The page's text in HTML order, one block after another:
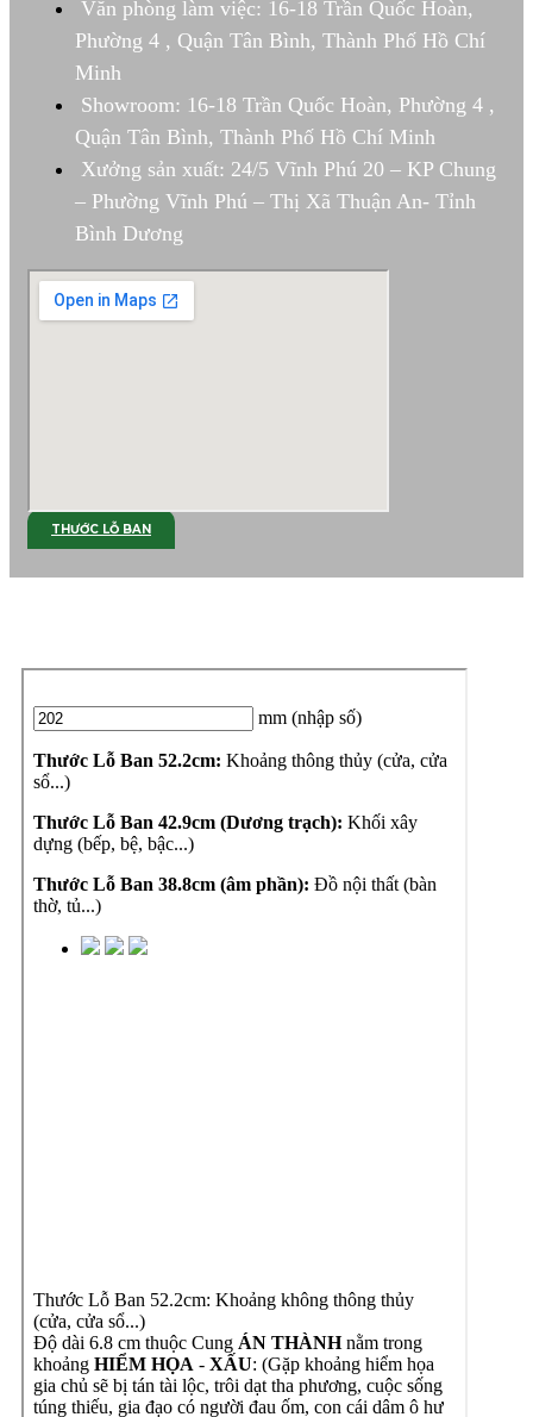
Văn phòng làm việc: 16-18 Trần Quốc Hoàn,
Phường 4 , Quận Tân Bình, Thành Phố Hồ Chí
Minh
Showroom: 16-18 Trần Quốc Hoàn, Phường 4 ,
Quận Tân Bình, Thành Phố Hồ Chí Minh
Xưởng sản xuất: 24/5 Vĩnh Phú 20 – KP Chung
– Phường Vĩnh Phú – Thị Xã Thuận An- Tỉnh
Bình Dương
THƯỚC LỖ BAN